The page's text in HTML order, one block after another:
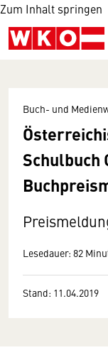
Zum Inhalt springen
Buch- und
Schulbuch
Lesedauer: 82
Stand: 11.04.2019